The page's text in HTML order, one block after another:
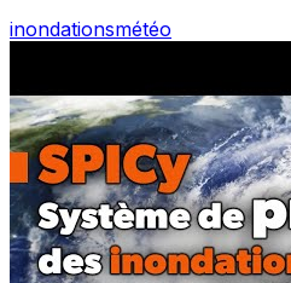
inondationsmétéo